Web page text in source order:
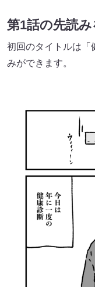
第1話の先読み
初回のタイトルは「
みができます。